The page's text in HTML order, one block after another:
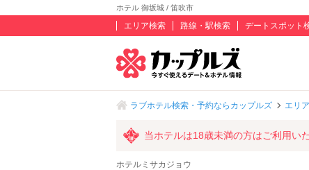
ホテル 御坂城 / 笛吹市
エリア検索 路線・駅検索 デートスポット
ラブホテル検索・予約ならカップルズ エリ
当ホテルは18歳未満の方はご利用い
ホテルミサカジョウ